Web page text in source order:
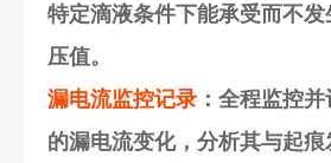
特定滴液条件下能承受而不
压值。
漏电流监控记录 ：全程监控
的漏电流变化，分析其与起痕